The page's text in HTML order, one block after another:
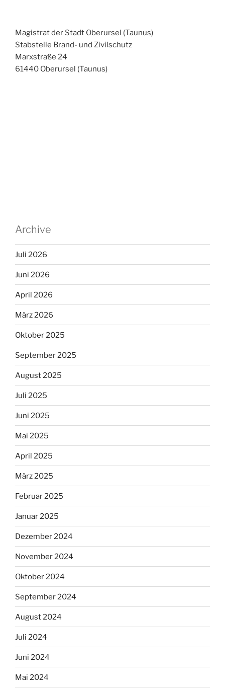
Magistrat der Stadt Oberursel (Taunus)
Stabstelle Brand- und Zivilschutz
Marxstraße 24
61440 Oberursel (Taunus)
Archive
Juli 2026
Juni 2026
April 2026
März 2026
Oktober 2025
September 2025
August 2025
Juli 2025
Juni 2025
Mai 2025
April 2025
März 2025
Februar 2025
Januar 2025
Dezember 2024
November 2024
Oktober 2024
September 2024
August 2024
Juli 2024
Juni 2024
Mai 2024